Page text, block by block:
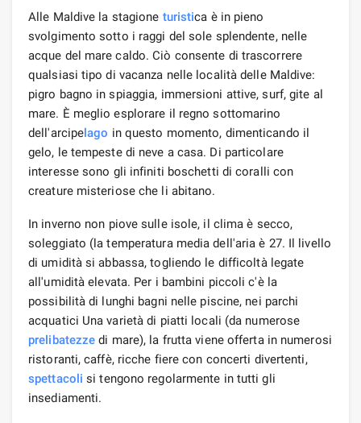
Alle Maldive la stagione turistica è in pieno
svolgimento sotto i raggi del sole splendente, nelle
acque del mare caldo. Ciò consente di trascorrere
qualsiasi tipo di vacanza nelle località delle Maldive:
pigro bagno in spiaggia, immersioni attive, surf, gite al
mare. È meglio esplorare il regno sottomarino
dell'arcipelago in questo momento, dimenticando il
gelo, le tempeste di neve a casa. Di particolare
interesse sono gli infiniti boschetti di coralli con
creature misteriose che li abitano.
In inverno non piove sulle isole, il clima è secco,
soleggiato (la temperatura media dell'aria è 27. Il livello
di umidità si abbassa, togliendo le difficoltà legate
all'umidità elevata. Per i bambini piccoli c'è la
possibilità di lunghi bagni nelle piscine, nei parchi
acquatici Una varietà di piatti locali (da numerose
prelibatezze di mare), la frutta viene offerta in numerosi
ristoranti, caffè, ricche fiere con concerti divertenti,
spettacoli si tengono regolarmente in tutti gli
insediamenti.